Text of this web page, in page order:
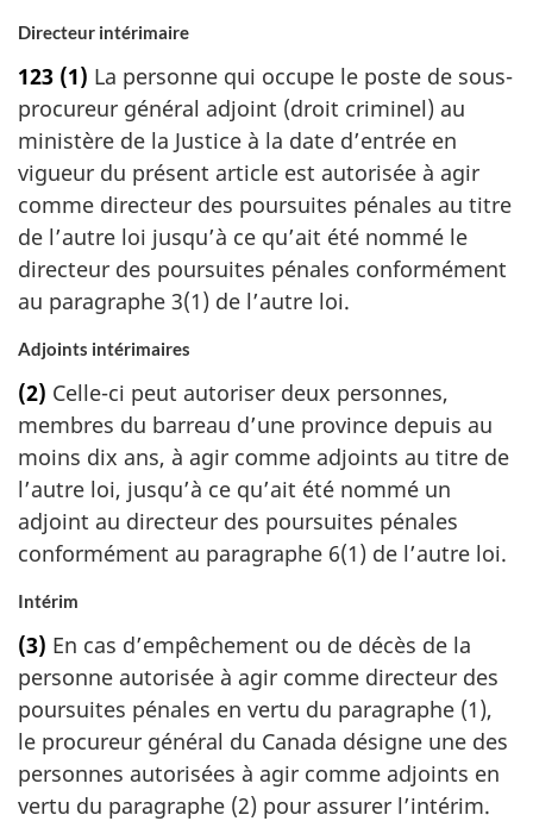
Directeur intérimaire
123 (1) La personne qui occupe le poste de sous-
procureur général adjoint (droit criminel) au
ministère de la Justice à la date d’entrée en
vigueur du présent article est autorisée à agir
comme directeur des poursuites pénales au titre
de l’autre loi jusqu’à ce qu’ait été nommé le
directeur des poursuites pénales conformément
au paragraphe 3(1) de l’autre loi.
Adjoints intérimaires
(2) Celle-ci peut autoriser deux personnes,
membres du barreau d’une province depuis au
moins dix ans, à agir comme adjoints au titre de
l’autre loi, jusqu’à ce qu’ait été nommé un
adjoint au directeur des poursuites pénales
conformément au paragraphe 6(1) de l’autre loi.
Intérim
(3) En cas d’empêchement ou de décès de la
personne autorisée à agir comme directeur des
poursuites pénales en vertu du paragraphe (1),
le procureur général du Canada désigne une des
personnes autorisées à agir comme adjoints en
vertu du paragraphe (2) pour assurer l’intérim.